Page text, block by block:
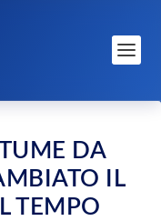
DA
IL
TEMPO